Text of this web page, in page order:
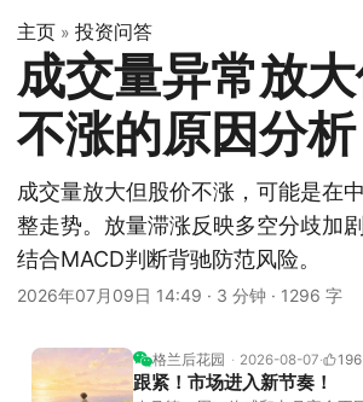
主页 » 投资问答
成交量异常放
不涨的原因分析
成交量放大但股价不涨，可能是在
整走势。放量滞涨反映多空分歧加
结合MACD判断背驰防范风险。
2026年07月09日 14:49 · 3 分钟 · 1296 字
格兰后花园 2026-08-07
跟紧！市场进入新节奏！